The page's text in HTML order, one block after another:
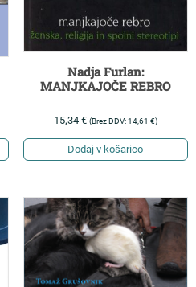
Nadja Furlan:
MANJKAJOČE REBRO
15,34 € (Brez DDV:14,61 €)
Dodaj v košarico